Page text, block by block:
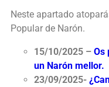
Neste apartado
Popular de Narón.
15/10/2025 – Os
un Narón mellor.
23/09/2025-